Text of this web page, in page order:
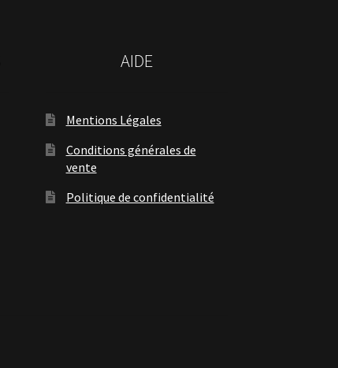
AIDE
Mentions Légales
Conditions générales de
vente
Politique de confidentialité